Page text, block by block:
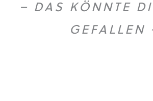
– DAS KÖNNTE
GEFALLEN